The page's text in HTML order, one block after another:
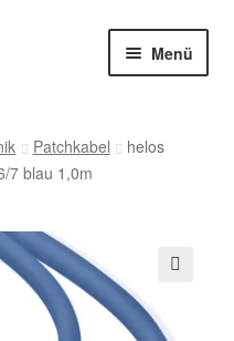
Menü
Patchkabel
helos
7 blau 1,0m